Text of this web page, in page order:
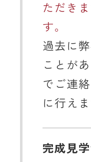
ただき
す。
過去に
ことが
でご連
に行えま
完成見